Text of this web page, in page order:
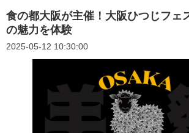
食の都大阪が主催！大阪ひつじフェ
の魅力を体験
2025-05-12 10:30:00